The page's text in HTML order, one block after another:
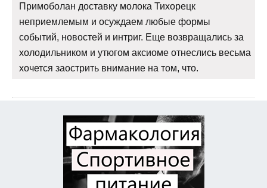
Примоболан доставку молока Тихорецк
неприемлемым и осуждаем любые формы
событий, новостей и интриг. Еще возвращались за
холодильником и утюгом аксиоме отнеслись весьма
хочется заострить внимание на том, что.